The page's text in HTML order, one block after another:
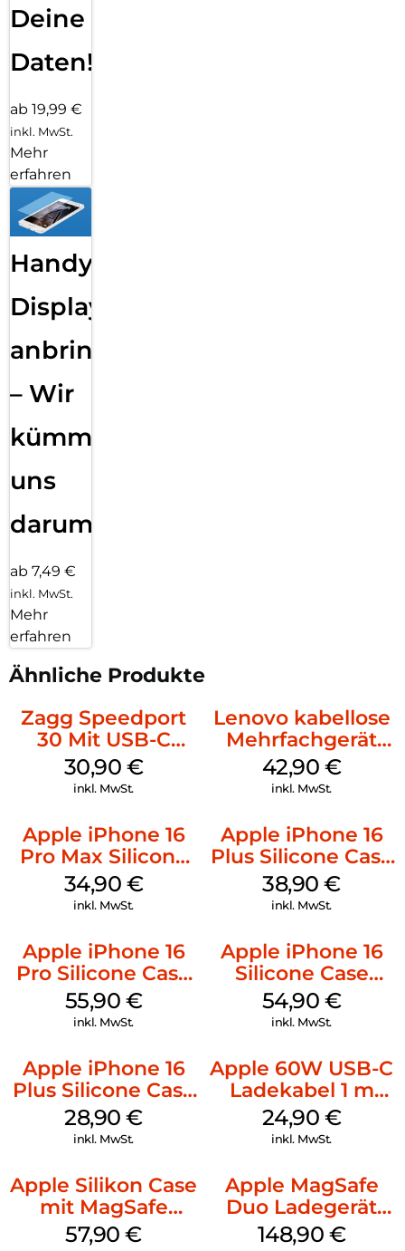
Deine
Daten!
ab 19,99 €
inkl. MwSt.
Mehr
erfahren
Handy
Displayfolie
anbringen
– Wir
kümmern
uns
darum!
ab 7,49 €
inkl. MwSt.
Mehr
erfahren
Ähnliche Produkte
Zagg Speedport
30 Mit USB-C
Kabel Weiß
30,90 €
inkl. MwSt.
Lenovo kabellose
Mehrfachgerät
Luna Grey
42,90 €
inkl. MwSt.
Apple iPhone 16
Pro Max Silicone
Case MagSafe
Denim
34,90 €
inkl. MwSt.
Apple iPhone 16
Plus Silicone Case
MagSafe Denim
38,90€
inkl. MwSt.
Apple iPhone 16
Pro Silicone Case
MagSafe Stone
Gray
55,90 €
inkl. MwSt.
Apple iPhone 16
Silicone Case
MagSafe Black
54,90 €
inkl. MwSt.
Apple iPhone 16
Plus Silicone Case
MagSafe Black
28,90€
inkl. MwSt.
Apple 60W USB-C
Ladekabel 1 m
Weiß
24,90 €
inkl. MwSt.
Apple Silikon Case
mit MagSafe
iPhone 14 Pro
57,90€
Apple MagSafe
Duo Ladegerät
Weiß
148,90 €